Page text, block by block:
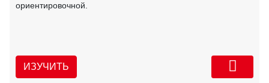
ориентировочной.
ИЗУЧИТЬ